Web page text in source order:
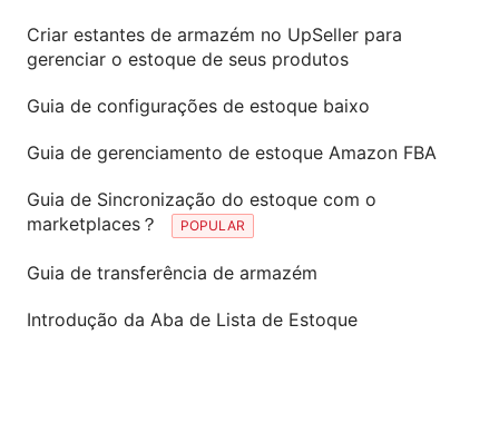
Criar estantes de armazém no UpSeller para
gerenciar o estoque de seus produtos
Guia de configurações de estoque baixo
Guia de gerenciamento de estoque Amazon FBA
Guia de Sincronização do estoque com o
marketplaces？
POPULAR
Guia de transferência de armazém
Introdução da Aba de Lista de Estoque